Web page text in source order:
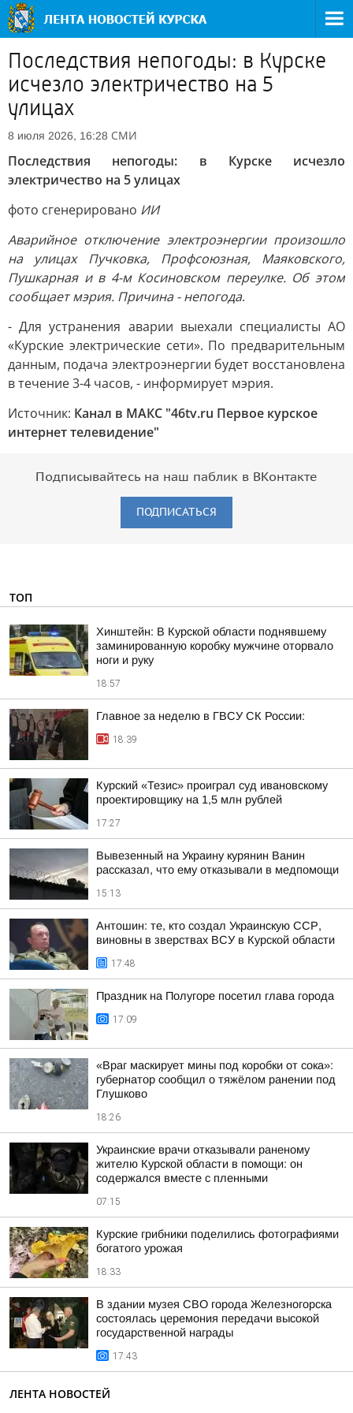
Последствия непогоды: в Курске
исчезло электричество на 5
улицах
8 июля 2026, 16:28 СМИ
Последствия непогоды: в Курске исчезло
электричество на 5 улицах
фото сгенерировано ИИ
Аварийное отключение электроэнергии произошло
на улицах Пучковка, Профсоюзная, Маяковского,
Пушкарная и в 4-м Косиновском переулке. Об этом
сообщает мэрия. Причина - непогода.
- Для устранения аварии выехали специалисты АО
«Курские электрические сети». По предварительным
данным, подача электроэнергии будет восстановлена
в течение 3-4 часов, - информирует мэрия.
Источник: Канал в МАКС "46tv.ru Первое курское
интернет телевидение"
Подписывайтесь на наш паблик в ВКонтакте
ПОДПИСАТЬСЯ
ТОП
Хинштейн: В Курской области поднявшему
заминированную коробку мужчине оторвало
ноги и руку
18:57
Главное за неделю в ГВСУ СК России:
18:39
Курский «Тезис» проиграл суд ивановскому
проектировщику на 1,5 млн рублей
17:27
Вывезенный на Украину курянин Ванин
рассказал, что ему отказывали в медпомощи
15:13
Антошин: те, кто создал Украинскую ССР,
виновны в зверствах ВСУ в Курской области
17:48
Праздник на Полугоре посетил глава города
17:09
«Враг маскирует мины под коробки от сока»:
губернатор сообщил о тяжёлом ранении под
Глушково
18:26
Украинские врачи отказывали раненому
жителю Курской области в помощи: он
содержался вместе с пленными
07:15
Курские грибники поделились фотографиями
богатого урожая
18:33
В здании музея СВО города Железногорска
состоялась церемония передачи высокой
государственной награды
17:43
ЛЕНТА НОВОСТЕЙ